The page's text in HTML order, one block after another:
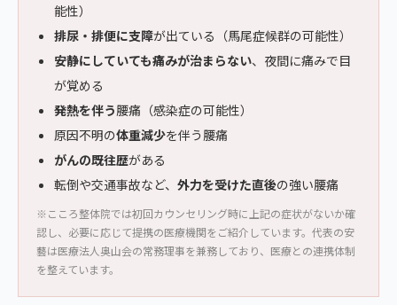
能性）
排尿・排便に支障が出ている（馬尾症候群の可能性）
安静にしていても痛みが治まらない、夜間に痛みで目
が覚める
発熱を伴う腰痛（感染症の可能性）
原因不明の体重減少を伴う腰痛
がんの既往歴がある
転倒や交通事故など、 外力を受けた直後の強い腰痛
※こころ整体院では初回カウンセリング時に上記の症状がないか確
認し、必要に応じて提携の医療機関をご紹介しています。代表の安
藝は医療法人奥山会の常務理事を兼務しており、医療との連携体制
を整えています。